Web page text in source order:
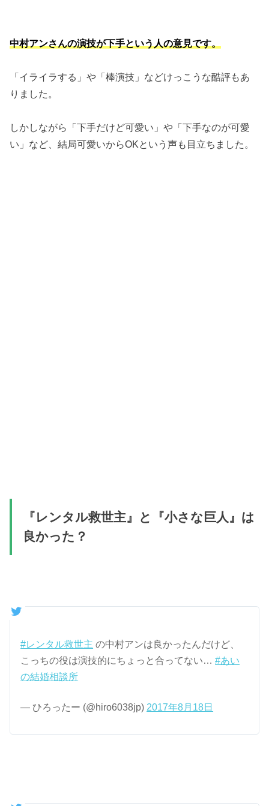
中村アンさんの演技が下手という人の意見です。
「イライラする」や「棒演技」などけっこうな酷評もあ
りました。
しかしながら「下手だけど可愛い」や「下手なのが可愛
い」など、結局可愛いからOKという声も目立ちました。
『レンタル救世主』と『小さな巨人』は
良かった？
#レンタル救世主 の中村アンは良かったんだけど、
こっちの役は演技的にちょっと合ってない…#あい
の結婚相談所
— ひろったー (@hiro6038jp) 2017年8月18日